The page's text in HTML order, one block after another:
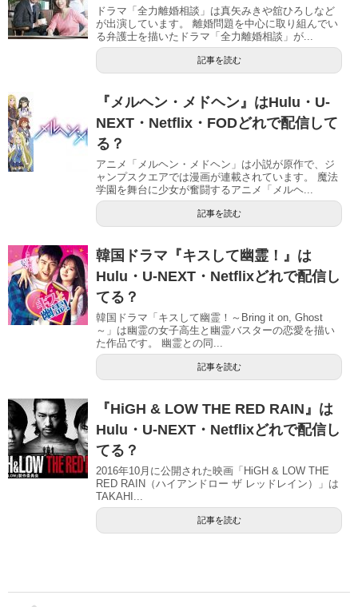
ドラマ「全力離婚相談」は真矢みきや舘ひろしなど
が出演しています。 離婚問題を中心に取り組んでい
る弁護士を描いたドラマ「全力離婚相談」が...
記事を読む
『メルヘン・メドヘン』はHulu・U-
NEXT・Netflix・FODどれで配信して
る？
アニメ「メルヘン・メドヘン」は小説が原作で、ジ
ャンプスクエアでは漫画が連載されています。 魔法
学園を舞台に少女が奮闘するアニメ「メルヘ...
記事を読む
韓国ドラマ『キスして幽霊！』は
Hulu・U-NEXT・Netflixどれで配信し
てる？
韓国ドラマ「キスして幽霊！～Bring it on, Ghost
～」は幽霊の女子高生と幽霊バスターの恋愛を描い
た作品です。 幽霊との同...
記事を読む
『HiGH & LOW THE RED RAIN』は
Hulu・U-NEXT・Netflixどれで配信し
てる？
2016年10月に公開された映画「HiGH & LOW THE
RED RAIN（ハイアンドロー ザ レッドレイン）」は
TAKAHI...
記事を読む